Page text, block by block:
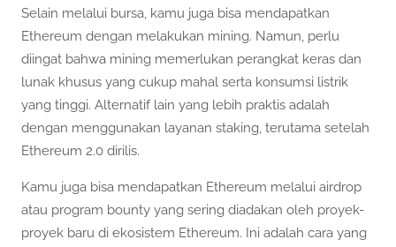
Selain melalui bursa, kamu juga bisa mendapatkan
Ethereum dengan melakukan mining. Namun, perlu
diingat bahwa mining memerlukan perangkat keras dan
lunak khusus yang cukup mahal serta konsumsi listrik
yang tinggi. Alternatif lain yang lebih praktis adalah
dengan menggunakan layanan staking, terutama setelah
Ethereum 2.0 dirilis.
Kamu juga bisa mendapatkan Ethereum melalui airdrop
atau program bounty yang sering diadakan oleh proyek-
proyek baru di ekosistem Ethereum. Ini adalah cara yang